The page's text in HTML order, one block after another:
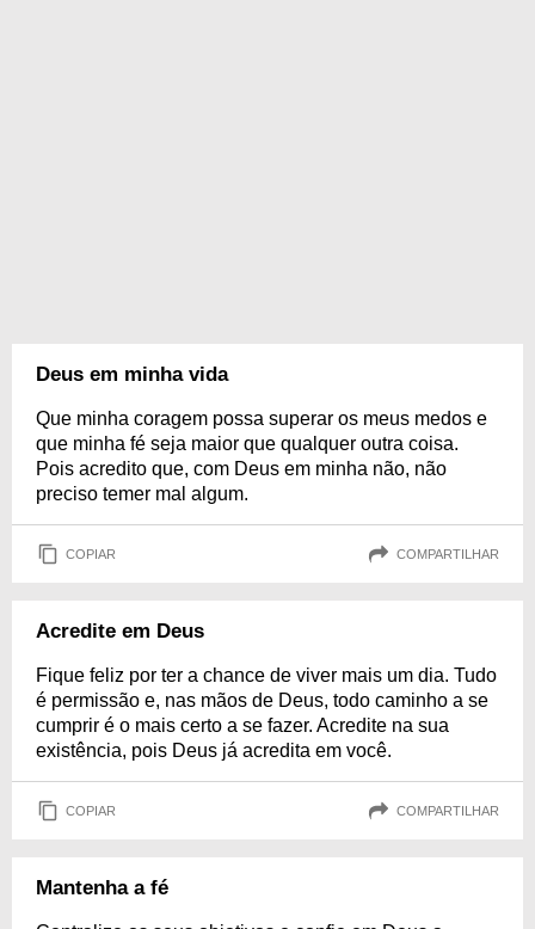
Deus em minha vida
Que minha coragem possa superar os meus medos e
que minha fé seja maior que qualquer outra coisa.
Pois acredito que, com Deus em minha não, não
preciso temer mal algum.
COPIAR COMPARTILHAR
Acredite em Deus
Fique feliz por ter a chance de viver mais um dia. Tudo
é permissão e, nas mãos de Deus, todo caminho a se
cumprir é o mais certo a se fazer. Acredite na sua
existência, pois Deus já acredita em você.
COPIAR COMPARTILHAR
Mantenha a fé